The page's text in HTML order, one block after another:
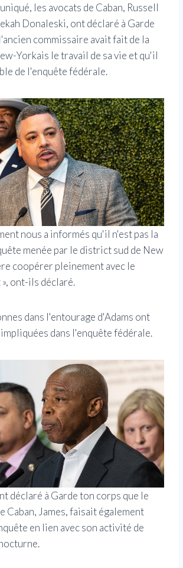
les avocats de Caban, Russell
Donaleski, ont déclaré à Garde
commissaire avait fait de la
Yorkais le travail de sa vie et qu'il
de l'enquête fédérale.
nous a informés qu'il n'est pas la
menée par le district sud de New
coopérer pleinement avec le
ont-ils déclaré.
dans l'entourage d'Adams ont
dans l'enquête fédérale.
déclaré à Garde ton corps que le
Caban, James, faisait également
en lien avec son activité de